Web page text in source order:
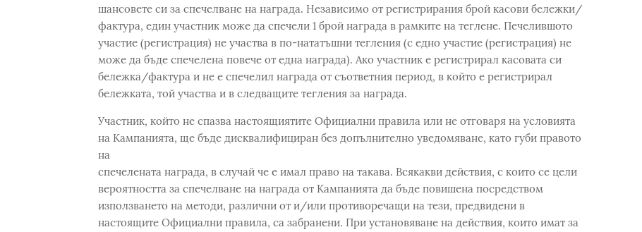
шансовете си за спечелване на награда. Независимо от регистрирания брой касови бележки/
фактура, един участник може да спечели 1 брой награда в рамките на теглене. Печелившото
участие (регистрация) не участва в по-нататъшни тегления (с едно участие (регистрация) не
може да бъде спечелена повече от една награда). Ако участник е регистрирал касовата си
бележка/фактура и не е спечелил награда от съответния период, в който е регистрирал
бележката, той участва и в следващите тегления за награда.
Участник, който не спазва настоящиятите Официални правила или не отговаря на условията
на Кампанията, ще бъде дисквалифициран без допълнително уведомяване, като губи правото
на
спечелената награда, в случай че е имал право на такава. Всякакви действия, с които се цели
вероятността за спечелване на награда от Кампанията да бъде повишена посредством
използването на методи, различни от и/или противоречащи на тези, предвидени в
настоящите Официални правила, са забранени. При установяване на действия, които имат за